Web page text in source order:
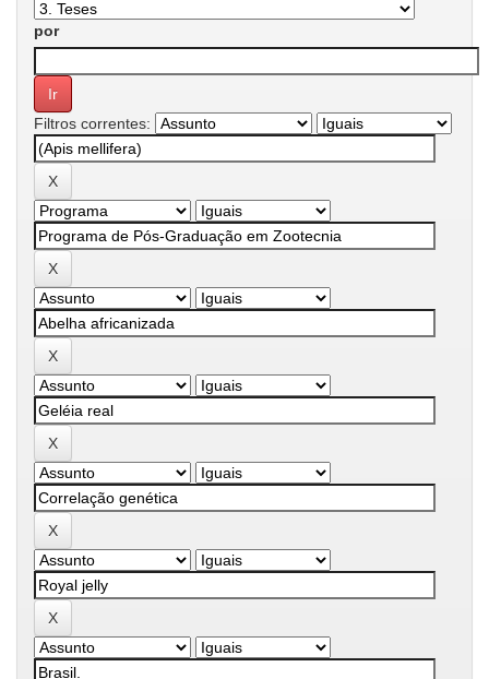
por
Filtros correntes: